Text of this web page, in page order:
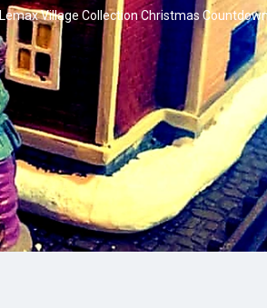
Lemax Village Collection Christmas